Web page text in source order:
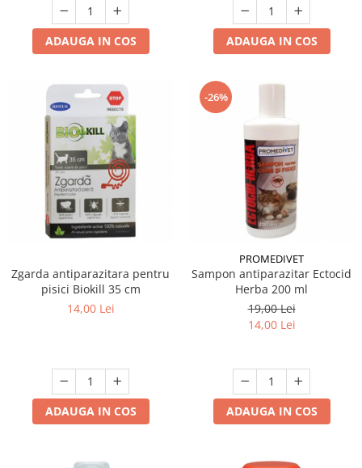
ADAUGA IN COS ADAUGA IN COS
Zgarda antiparazitara pentru
pisici Biokill 35 cm
14,00 Lei
ADAUGA IN COS
-26%
PROMEDIVET
Sampon antiparazitar Ectocid
Herba 200 ml
19,00 Lei
14,00 Lei
ADAUGA IN COS